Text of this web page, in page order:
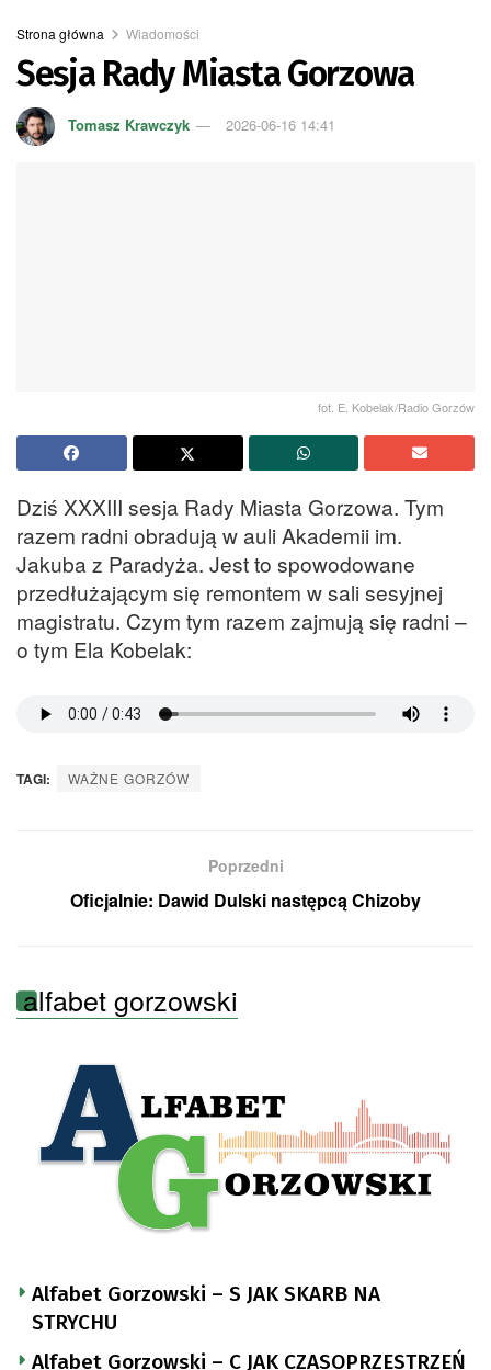
Strona główna Wiadomości
Sesja Rady Miasta Gorzowa
Tomasz Krawczyk 2026-06-16 14:41
fot. E. Kobelak/Radio Gorzów
Dziś XXXIII sesja Rady Miasta Gorzowa. Tym
razem radni obradują w auli Akademii im.
Jakuba z Paradyża. Jest to spowodowane
przedłużającym się remontem w sali sesyjnej
magistratu. Czym tym razem zajmują się radni –
o tym Ela Kobelak:
TAGI: WAŻNE GORZÓW
Poprzedni
Oficjalnie: Dawid Dulski następcą Chizoby
alfabet gorzowski
Alfabet Gorzowski – S JAK SKARB NA
STRYCHU
Alfabet Gorzowski – C JAK CZASOPRZESTRZEŃ